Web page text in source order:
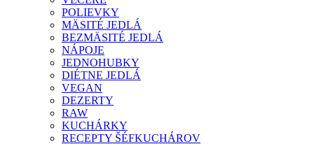
POLIEVKY
MÄSITÉ JEDLÁ
BEZMÄSITÉ JEDLÁ
NÁPOJE
JEDNOHUBKY
DIÉTNE JEDLÁ
VEGAN
DEZERTY
RAW
KUCHÁRKY
RECEPTY ŠÉFKUCHÁROV